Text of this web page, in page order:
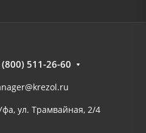
511-26-60
ул. Трамвайная, 2/4